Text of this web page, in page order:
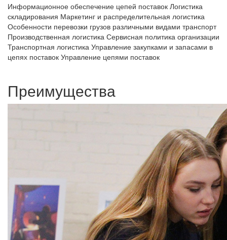
Информационное обеспечение цепей поставок Логистика
складирования Маркетинг и распределительная логистика
Особенности перевозки грузов различными видами транспорт
Производственная логистика Сервисная политика организации
Транспортная логистика Управление закупками и запасами в
цепях поставок Управление цепями поставок
Преимущества